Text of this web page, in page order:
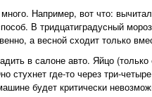
Например, вот что:
В тридцатиградусный
а весной сходит только
в салоне авто. Яйцо
стухнет где-то через три-
будет критически